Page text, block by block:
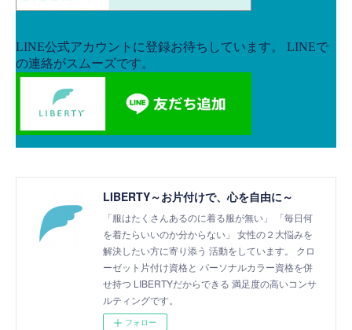
LIBERTY～お片付けで、心を自由に～
「服はたくさんあるのに着る服が無い」 「毎日何
を着たらいいのか分からない」 女性の２大悩みを
解決したい方に寄り添う 活動をしています。 クロ
ーゼット片付け資格と パーソナルカラー資格を併
せ持つ LIBERTYだからできる 満足度の高いコンサ
ルティングです。
フォロー